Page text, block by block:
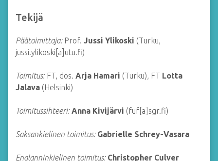
Tekijä
Päätoimittaja:Prof. Jussi Ylikoski (Turku,
jussi.ylikoski[a]utu.fi)
Toimitus: FT, dos. Arja Hamari (Turku), FT Lotta
Jalava (Helsinki)
Toimitussihteeri: Anna Kivijärvi (fuf[a]sgr.fi)
Saksankielinen toimitus: Gabrielle Schrey-Vasara
Englanninkielinen toimitus: Christopher Culver